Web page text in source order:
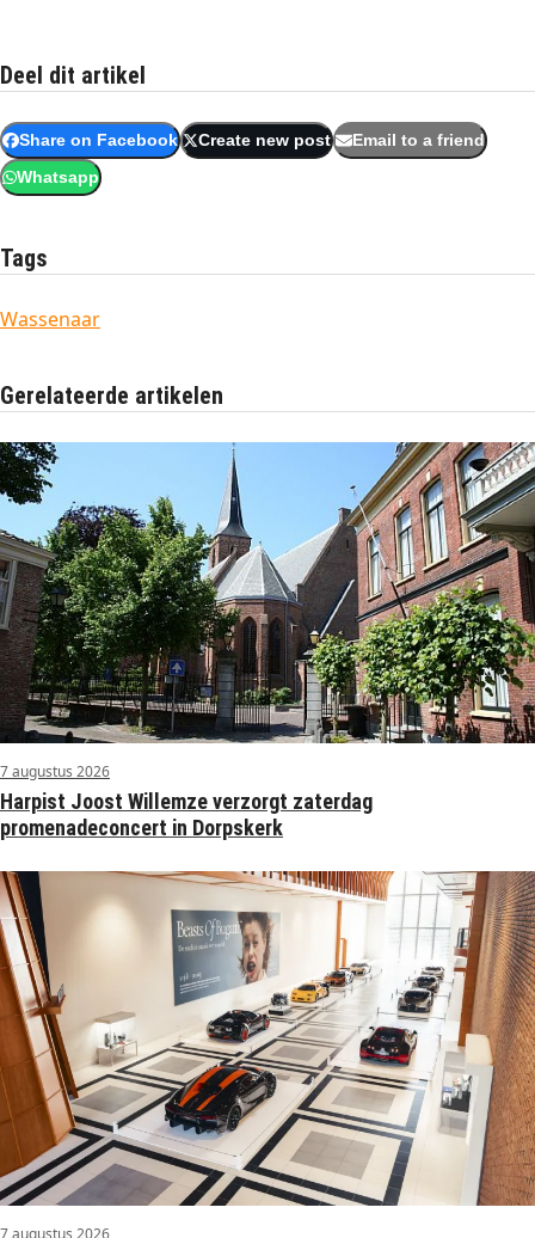
Deel dit artikel
Share on Facebook Create new post Email to a friend
Whatsapp
Tags
Wassenaar
Gerelateerde artikelen
7 augustus 2026
Harpist Joost Willemze verzorgt zaterdag
promenadeconcert in Dorpskerk